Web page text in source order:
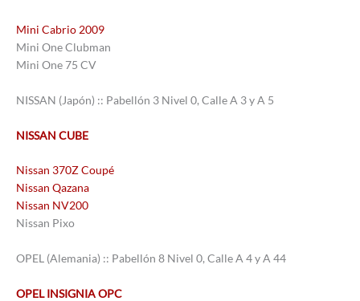
Mini Cabrio 2009
Mini One Clubman
Mini One 75 CV
NISSAN (Japón) :: Pabellón 3 Nivel 0, Calle A 3 y A 5
NISSAN CUBE
Nissan 370Z Coupé
Nissan Qazana
Nissan NV200
Nissan Pixo
OPEL (Alemania) :: Pabellón 8 Nivel 0, Calle A 4 y A 44
OPEL INSIGNIA OPC